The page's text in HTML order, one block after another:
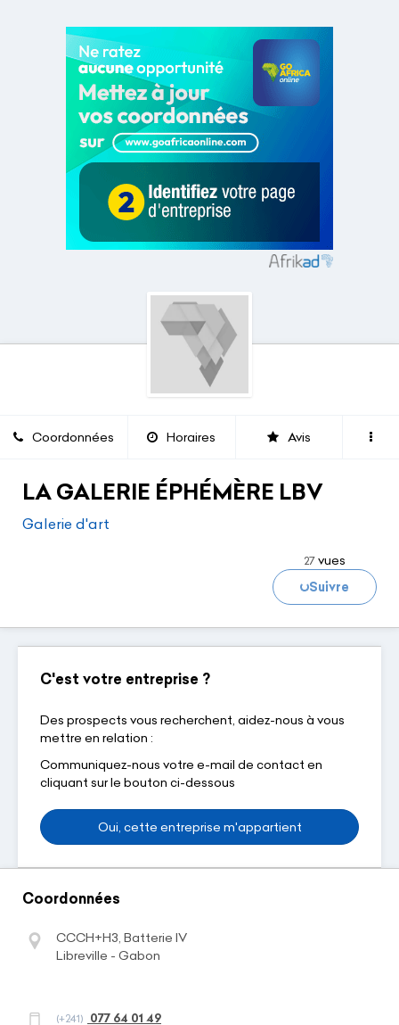
Coordonnées Horaires Avis
LA GALERIE ÉPHÉMÈRE LBV
Galerie d'art
27 vues
Chargement...
Suivre
C'est votre entreprise ?
Des prospects vous recherchent, aidez-nous à vous
mettre en relation :
Communiquez-nous votre e-mail de contact en
cliquant sur le bouton ci-dessous
Oui, cette entreprise m'appartient
Coordonnées
CCCH+H3, Batterie IV
Libreville - Gabon
(+241) 077 64 01 49